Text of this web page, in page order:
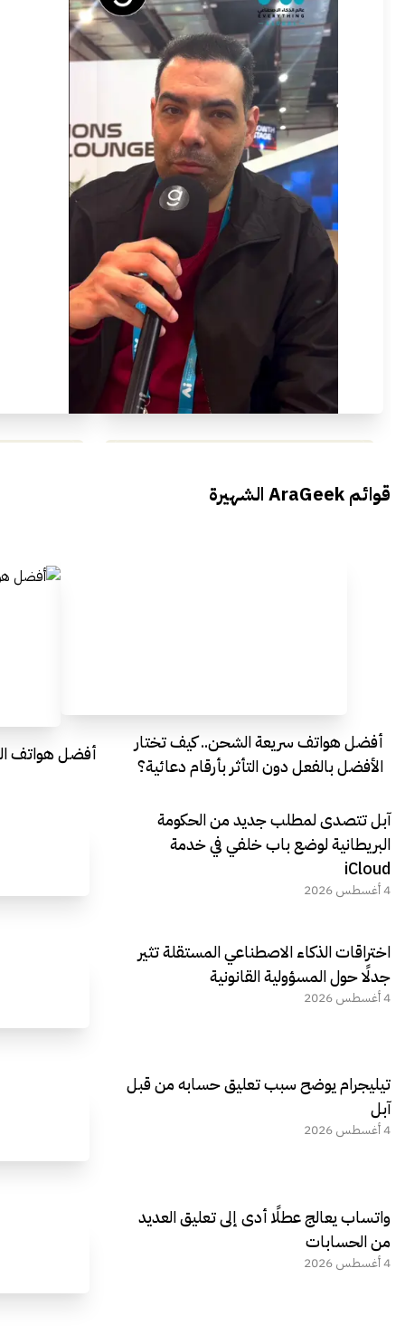
Everything Egypt
قوائم AraGeek الشهيرة
أفضل هواتف سريعة الشحن.. كيف تختار
الأفضل بالفعل دون التأثر بأرقام دعائية؟
أفضل هواتف
آبل تتصدى لمطلب جديد من الحكومة
البريطانية لوضع باب خلفي في خدمة
iCloud
4 أغسطس 2026
اختراقات الذكاء الاصطناعي المستقلة تثير
جدلًا حول المسؤولية القانونية
4 أغسطس 2026
تيليجرام يوضح سبب تعليق حسابه من قبل
آبل
4 أغسطس 2026
واتساب يعالج عطلًا أدى إلى تعليق العديد
من الحسابات
4 أغسطس 2026